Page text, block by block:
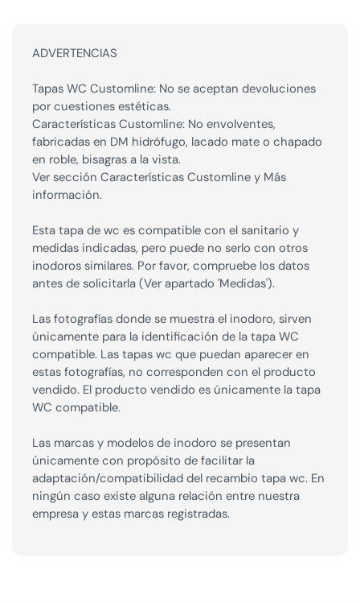
ADVERTENCIAS
Tapas WC Customline: No se aceptan devoluciones
por cuestiones estéticas.
Características Customline: No envolventes,
fabricadas en DM hidrófugo, lacado mate o chapado
en roble, bisagras a la vista.
Ver sección Características Customline y Más
información.
Esta tapa de wc es compatible con el sanitario y
medidas indicadas, pero puede no serlo con otros
inodoros similares. Por favor, compruebe los datos
antes de solicitarla (Ver apartado 'Medidas').
Las fotografías donde se muestra el inodoro, sirven
únicamente para la identificación de la tapa WC
compatible. Las tapas wc que puedan aparecer en
estas fotografías, no corresponden con el producto
vendido. El producto vendido es únicamente la tapa
WC compatible.
Las marcas y modelos de inodoro se presentan
únicamente con propósito de facilitar la
adaptación/compatibilidad del recambio tapa wc. En
ningún caso existe alguna relación entre nuestra
empresa y estas marcas registradas.